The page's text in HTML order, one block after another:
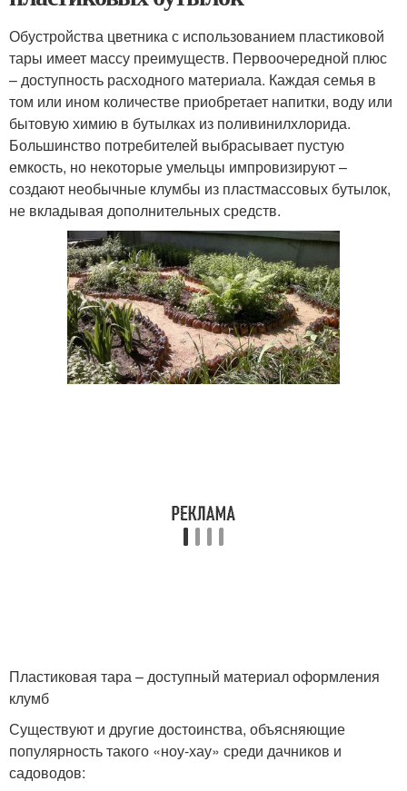
Обустройства цветника с использованием пластиковой
тары имеет массу преимуществ. Первоочередной плюс
– доступность расходного материала. Каждая семья в
том или ином количестве приобретает напитки, воду или
бытовую химию в бутылках из поливинилхлорида.
Большинство потребителей выбрасывает пустую
емкость, но некоторые умельцы импровизируют –
создают необычные клумбы из пластмассовых бутылок,
не вкладывая дополнительных средств.
Пластиковая тара – доступный материал оформления
клумб
Существуют и другие достоинства, объясняющие
популярность такого «ноу-хау» среди дачников и
садоводов: